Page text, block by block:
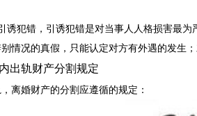
犯错，引诱犯错是对当事人人格损害最为
情况的真假，只能认定对方有外遇的发生
轨财产分割规定
婚财产的分割应遵循的规定：